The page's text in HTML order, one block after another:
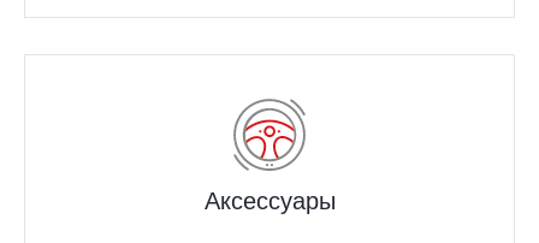
Аксессуары